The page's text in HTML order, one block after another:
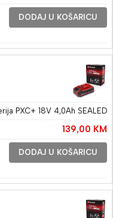
DODAJ U KOŠARICU
PXC+ 18V 4,0Ah SEALED
139,00 KM
DODAJ U KOŠARICU